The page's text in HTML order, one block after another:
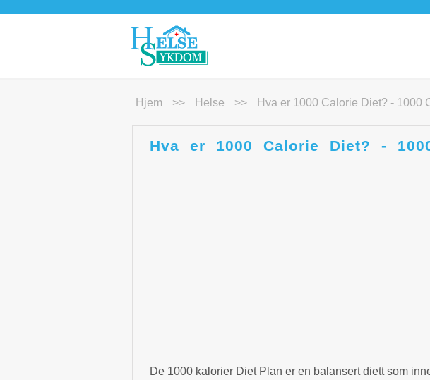
Hjem >> Helse >> Hva er 1000 Calorie Diet? - 1000
Hva er 1000 Calorie Diet? -
De 1000 kalorier Diet Plan er en balansert diett som